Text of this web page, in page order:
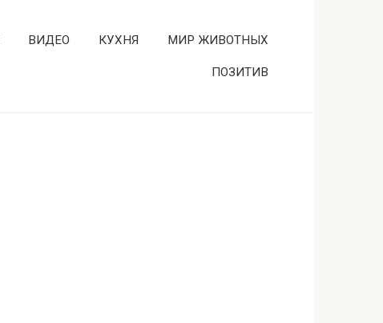
ВИДЕО КУХНЯ МИР ЖИВОТНЫХ
ПОЗИТИВ